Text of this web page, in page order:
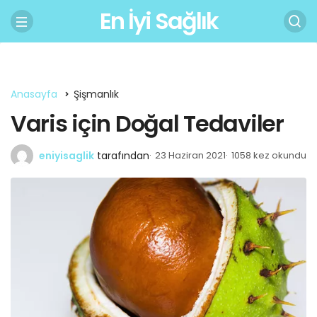
En İyi Sağlık
Anasayfa Şişmanlık
Varis için Doğal Tedaviler
eniyisaglik tarafından 23 Haziran 2021 1058 kez okundu